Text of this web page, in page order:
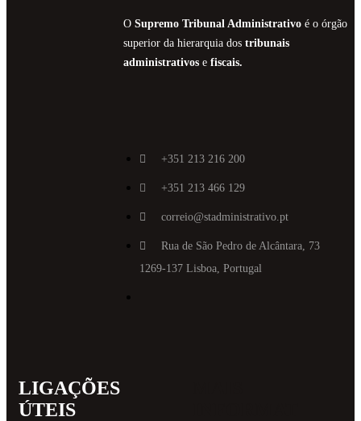
O Supremo Tribunal Administrativoé o órgão
superior da hierarquia dos tribunais
administrativose fiscais.
+351 213 216 200
+351 213 466 129
correio@stadministrativo.pt
Rua de São Pedro de Alcântara, 73
1269-137 Lisboa, Portugal
LIGAÇÕES
ÚTEIS